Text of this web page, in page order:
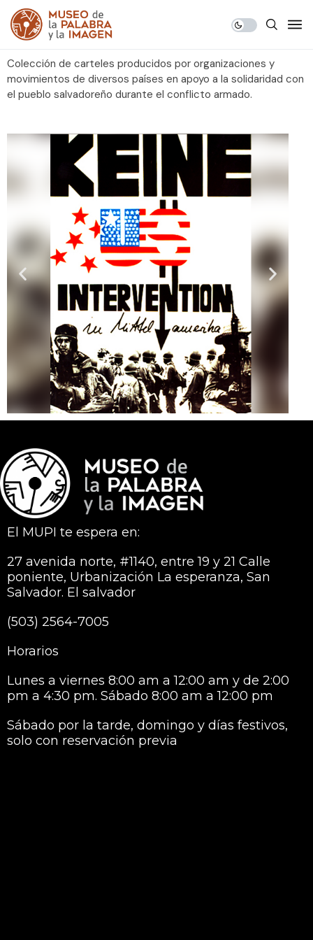
Colección de carteles producidos por organizaciones y
movimientos de diversos países en apoyo a la solidaridad con
el pueblo salvadoreño durante el conflicto armado.
El MUPI te espera en:
27 avenida norte, #1140, entre 19 y 21 Calle
poniente, Urbanización La esperanza, San
Salvador. El salvador
(503) 2564-7005
Horarios
Lunes a viernes 8:00 am a 12:00 am y de 2:00
pm a 4:30 pm. Sábado 8:00 am a 12:00 pm
Sábado por la tarde, domingo y días festivos,
solo con reservación previa